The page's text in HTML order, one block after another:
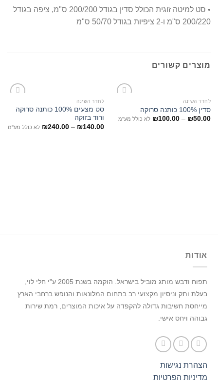
• סט למיטה זוגית הכולל סדין בגודל 200/200 ס"מ, ציפה בגודל
200/220 ס"מ ו-2 ציפיות בגודל 50/70 ס"מ
מוצרים קשורים
לחדר השינה
סדין 100% כותנה סרוקה
₪50.00
–
₪100.00 לא כולל מע"מ
לחדר השינה
סט מצעים 100% כותנה סרוקה
ורוד בזוקה
₪140.00
–
₪240.00 לא כולל מע"מ
אודות
תפוח ודבש מותג מוביל בישראל.
הוקמה בשנת 2005 ע"י חלי לוי,
בעלת ותק וניסיון מקצועי רב בתחום המלונאות והנופש ברחבי הארץ.
מייחסת חשיבות גדולה להקפדה על איכות המוצרים, רמת שירות
גבוהה ויחס אישי.
הצהרת נגישות
מדיניות הפרטיות